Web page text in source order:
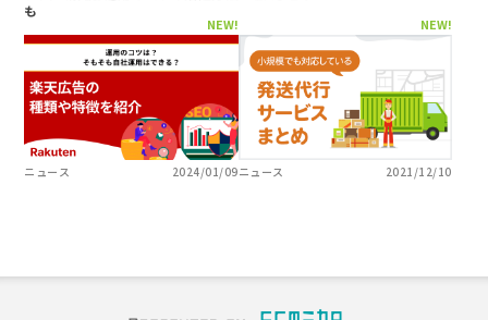
も
NEW!
ニュース 2024/01/09
NEW!
ニュース 2021/12/10